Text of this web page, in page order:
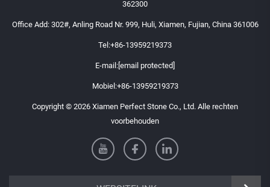
362300
Office Add: 302#, Anling Road Nr. 999, Huli, Xiamen, Fujian, China 361006
Tel:+86-13959219373
E-mail: [email protected]
Mobiel:+86-13959219373
Copyright © 2026 Xiamen Perfect Stone Co., Ltd. Alle rechten
voorbehouden